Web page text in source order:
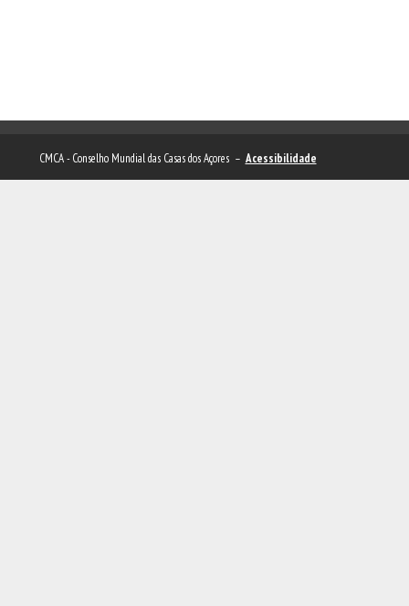
CMCA - Conselho Mundial das Casas dos Açores – Acessibilidade